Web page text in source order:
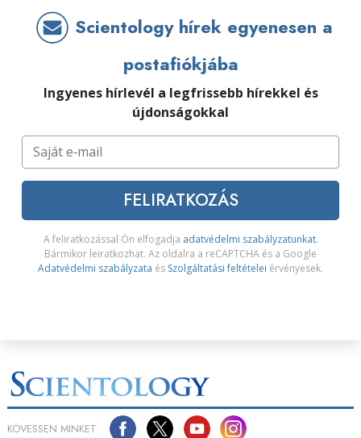
Scientology hírek egyenesen a
postafiókjába
Ingyenes hírlevél a legfrissebb hírekkel és
újdonságokkal
FELIRATKOZÁS
A feliratkozással Ön elfogadja adatvédelmi szabályzatunkat.
Bármikor leiratkozhat. Az oldalra a reCAPTCHA és a Google
Adatvédelmi szabályzata és Szolgáltatási feltételei érvényesek.
KÖVESSEN MINKET